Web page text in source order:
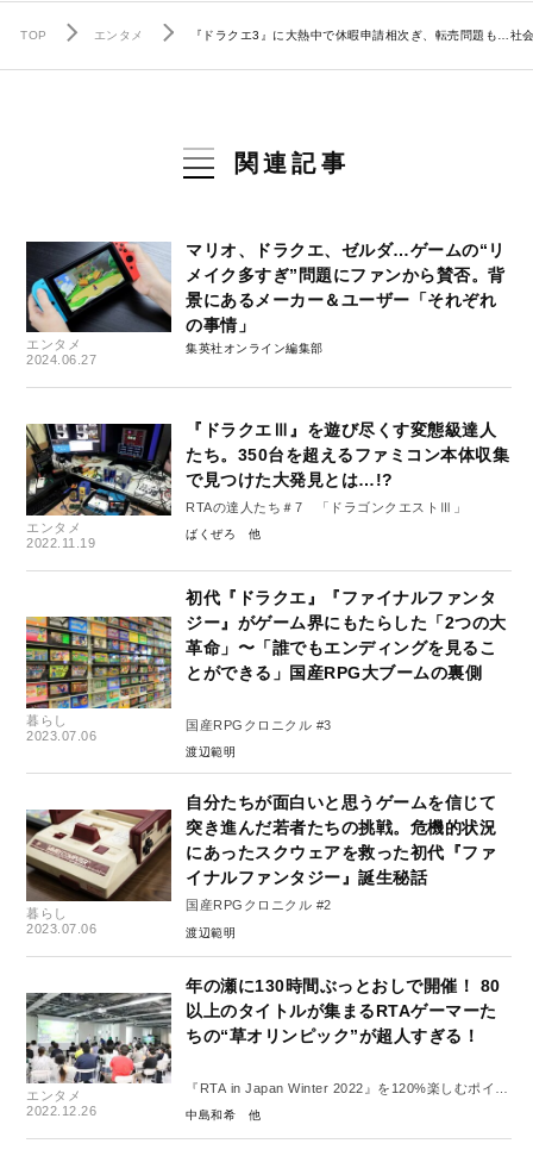
TOP エンタメ 『ドラクエ3』に大熱中で休暇申請相次ぎ、転売問題も…社
関連記事
エンタメ
2024.06.27
マリオ、ドラクエ、ゼルダ…ゲームの“リ
メイク多すぎ”問題にファンから賛否。背
景にあるメーカー＆ユーザー「それぞれ
の事情」
集英社オンライン編集部
エンタメ
2022.11.19
『ドラクエⅢ』を遊び尽くす変態級達人
たち。350台を超えるファミコン本体収集
で見つけた大発見とは…!?
RTAの達人たち＃7 「ドラゴンクエストⅢ」
ばくぜろ
暮らし
2023.07.06
初代『ドラクエ』『ファイナルファンタ
ジー』がゲーム界にもたらした「2つの大
革命」〜「誰でもエンディングを見るこ
とができる」国産RPG大ブームの裏側
国産RPGクロニクル #3
渡辺範明
暮らし
2023.07.06
自分たちが面白いと思うゲームを信じて
突き進んだ若者たちの挑戦。危機的状況
にあったスクウェアを救った初代『ファ
イナルファンタジー』誕生秘話
国産RPGクロニクル #2
渡辺範明
エンタメ
2022.12.26
年の瀬に130時間ぶっとおしで開催！ 80
以上のタイトルが集まるRTAゲーマーた
ちの“草オリンピック”が超人すぎる！
『RTA in Japan Winter 2022』を120%楽しむポイン
ト
中島和希